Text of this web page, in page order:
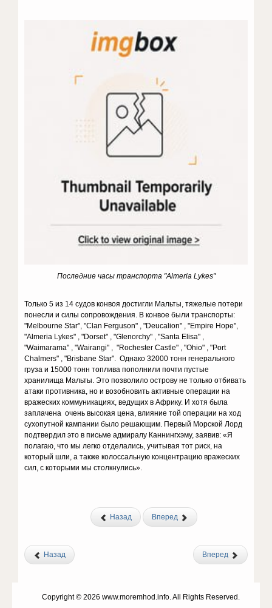
Последние часы транспорта "Almeria Lykes"
Только 5 из 14 судов конвоя достигли Мальты, тяжелые потери
понесли и силы сопровождения. В конвое были транспорты:
"Melbourne Star", "Clan Ferguson" , "Deucalion" , "Empire Hope",
"Almeria Lykes" , "Dorset" , "Glenorchy" , "Santa Elisa" ,
"Waimarama" , "Wairangi" , "Rochester Castle" , "Ohio" , "Port
Chalmers" , "Brisbane Star". Однако 32000 тонн генерального
груза и 15000 тонн топлива пополнили почти пустые
хранилища Мальты. Это позволило острову не только отбивать
атаки противника, но и возобновить активные операции на
вражеских коммуникациях, ведущих в Африку. И хотя была
заплачена очень высокая цена, влияние той операции на ход
сухопутной кампании было решающим. Первый Морской Лорд
подтвердил это в письме адмиралу Каннингхэму, заявив: «Я
полагаю, что мы легко отделались, учитывая тот риск, на
который шли, а также колоссальную концентрацию вражеских
сил, с которыми мы столкнулись».
Назад Вперед
Назад Вперед
Copyright © 2026 www.moremhod.info. All Rights Reserved.